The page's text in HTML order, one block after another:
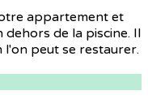
appartement et
de la piscine. Il
peut se restaurer.